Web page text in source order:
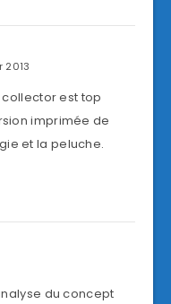
2013
collector est top
imprimée de
et la peluche.
du concept